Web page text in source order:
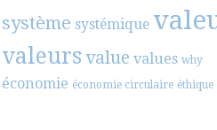
système systémique
valeursvalue values why
économie économie circulaire éthique